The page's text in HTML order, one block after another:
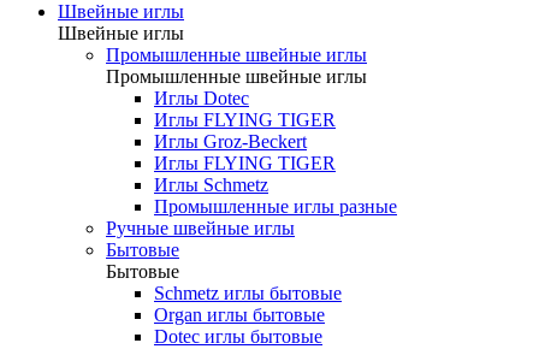
Швейные иглы
Швейные иглы
Промышленные швейные иглы
Промышленные швейные иглы
Иглы Dotec
Иглы FLYING TIGER
Иглы Groz-Beckert
Иглы FLYING TIGER
Иглы Schmetz
Промышленные иглы разные
Ручные швейные иглы
Бытовые
Бытовые
Schmetz иглы бытовые
Organ иглы бытовые
Dotec иглы бытовые